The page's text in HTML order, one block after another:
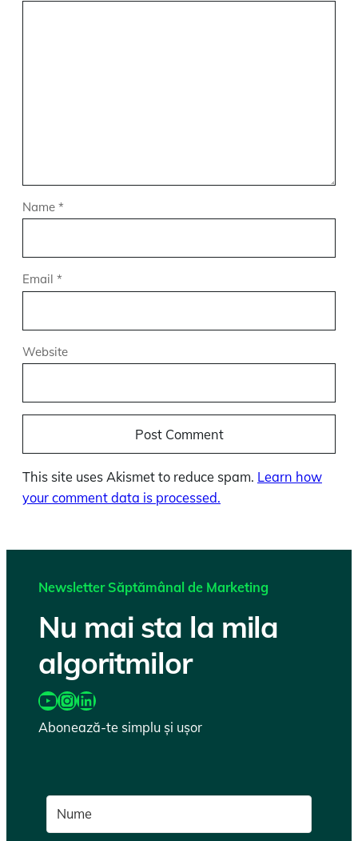
Name *
Email *
Website
This site uses Akismet to reduce spam. Learn how
your comment data is processed.
Newsletter Săptămânal de Marketing
Nu mai sta la mila
algoritmilor
https://www.youtube.com/@katairobi InstagramLinkedIn
Abonează-te simplu și ușor